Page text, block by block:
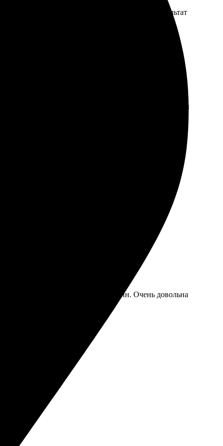
прост и удобен, ничего лишнего. Результат
Качество печати на холсте отличное, все детали
всё объяснил. Получила готовую работу на
что можно оформить все онлайн. Очень довольна